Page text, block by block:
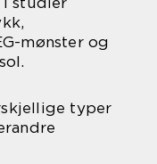
mønster og
typer